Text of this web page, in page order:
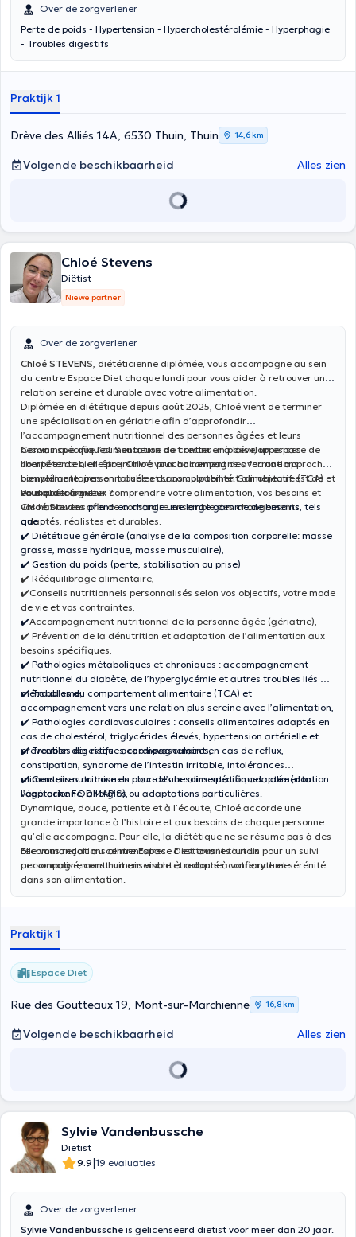
Over de zorgverlener
Perte de poids - Hypertension - Hypercholestérolémie - Hyperphagie
- Troubles digestifs
Praktijk 1
Drève des Alliés 14A, 6530 Thuin, Thuin 14,6 km
Volgende beschikbaarheid Alles zien
Chloé Stevens
Diëtist
Niewe partner
Over de zorgverlener
Chloé STEVENS, diététicienne diplômée, vous accompagne au sein
du centre Espace Diet chaque lundi pour vous aider à retrouver une
relation sereine et durable avec votre alimentation.
Diplômée en diététique depuis août 2025, Chloé vient de terminer
une spécialisation en gériatrie afin d’approfondir
l’accompagnement nutritionnel des personnes âgées et leurs
besoins spécifiques. Soucieuse de continuer à développer ses
compétences, elle poursuivra prochainement des formations
complémentaires en troubles du comportement alimentaire (TCA) et
en diabétologie.
Convaincue que l’alimentation doit rester un plaisir, un espace de
liberté et de bien-être, Chloé vous accompagne avec une approche
bienveillante, personnalisée et sans culpabilité. Son objectif est de
vous aider à mieux comprendre votre alimentation, vos besoins et
vos habitudes afin de construire ensemble des changements
adaptés, réalistes et durables.
Pourquoi consulter ?
Chloé Stevens prend en charge une large gamme de besoins, tels
que :
✔️ Diététique générale (analyse de la composition corporelle: masse
grasse, masse hydrique, masse musculaire),
✔️ Gestion du poids (perte, stabilisation ou prise)
✔️ Rééquilibrage alimentaire,
✔️Conseils nutritionnels personnalisés selon vos objectifs, votre mode
de vie et vos contraintes,
✔️Accompagnement nutritionnel de la personne âgée (gériatrie),
✔️ Prévention de la dénutrition et adaptation de l’alimentation aux
besoins spécifiques,
✔️ Pathologies métaboliques et chroniques : accompagnement
nutritionnel du diabète, de l’hyperglycémie et autres troubles liés au
métabolisme,
✔️ Troubles du comportement alimentaire (TCA) et
accompagnement vers une relation plus sereine avec l’alimentation,
✔️ Pathologies cardiovasculaires : conseils alimentaires adaptés en
cas de cholestérol, triglycérides élevés, hypertension artérielle et
prévention des risques cardiovasculaires,
✔️ Troubles digestifs : accompagnement en cas de reflux,
constipation, syndrome de l’intestin irritable, intolérances
alimentaires ou mise en place d’une alimentation adaptée (dont
l’approche FODMAP’S),
✔️ Conseils nutritionnels pour des besoins spécifiques : alimentation
végétarienne, allergies ou adaptations particulières.
Dynamique, douce, patiente et à l’écoute, Chloé accorde une
grande importance à l’histoire et aux besoins de chaque personne
qu’elle accompagne. Pour elle, la diététique ne se résume pas à des
recommandations alimentaires : c’est avant tout un
accompagnement humain visant à redonner confiance et sérénité
dans son alimentation.
Elle vous reçoit au centre Espace Diet tous les lundis pour un suivi
personnalisé, construit ensemble et adapté à votre rythme.
Praktijk 1
Espace Diet
Rue des Goutteaux 19, Mont-sur-Marchienne 16,8 km
Volgende beschikbaarheid Alles zien
Sylvie Vandenbussche
Diëtist
9.9|19 evaluaties
Over de zorgverlener
Sylvie Vandenbussche is gelicenseerd diëtist voor meer dan 20 jaar.